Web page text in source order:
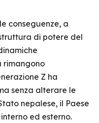
conseguenze, a
di potere del
rimangono
Z ha
senza alterare le
nepalese, il Paese
ed esterno.